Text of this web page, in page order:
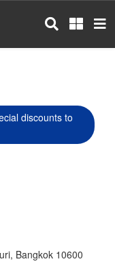
discounts to
Bangkok 10600